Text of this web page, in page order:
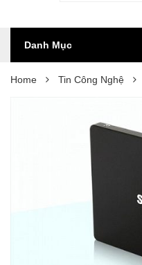
Danh Mục
Home Tin Công Nghệ